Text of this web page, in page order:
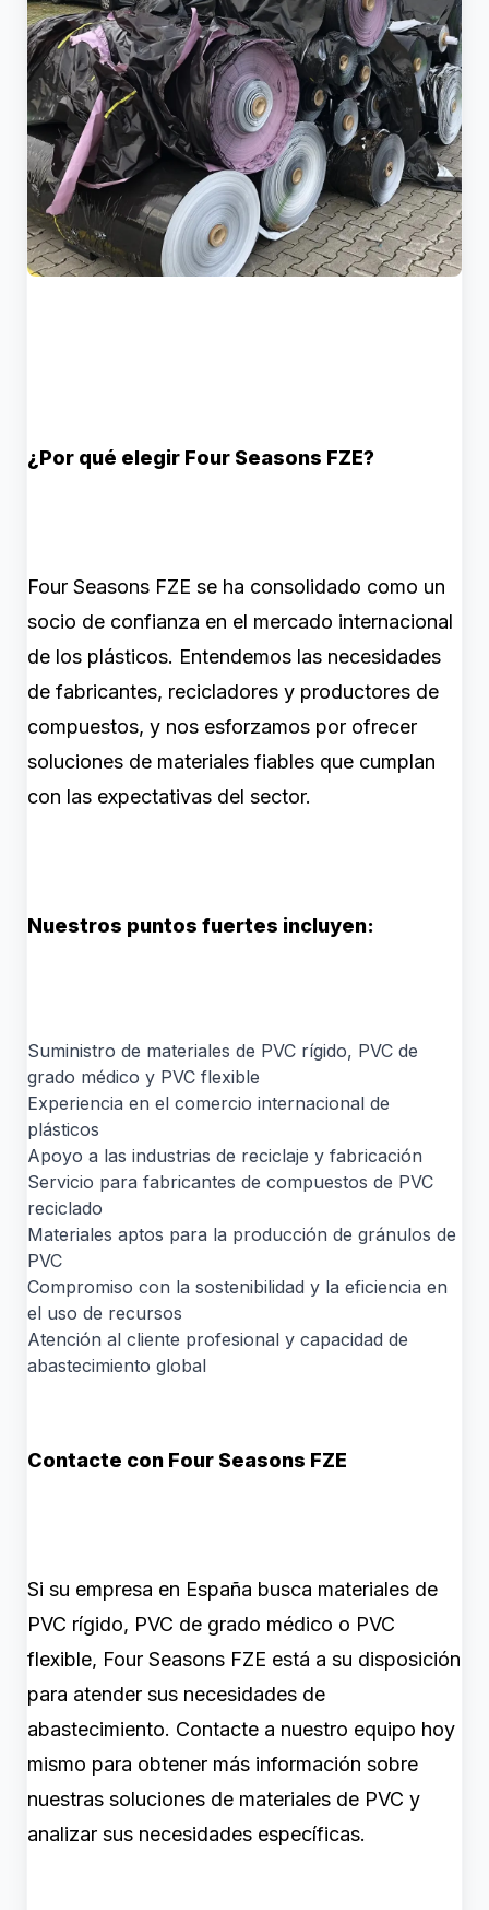
¿Por qué elegir Four Seasons FZE?
Four Seasons FZE se ha consolidado como un
socio de confianza en el mercado internacional
de los plásticos. Entendemos las necesidades
de fabricantes, recicladores y productores de
compuestos, y nos esforzamos por ofrecer
soluciones de materiales fiables que cumplan
con las expectativas del sector.
Nuestros puntos fuertes incluyen:
Suministro de materiales de PVC rígido, PVC de
grado médico y PVC flexible
Experiencia en el comercio internacional de
plásticos
Apoyo a las industrias de reciclaje y fabricación
Servicio para fabricantes de compuestos de PVC
reciclado
Materiales aptos para la producción de gránulos de
PVC
Compromiso con la sostenibilidad y la eficiencia en
el uso de recursos
Atención al cliente profesional y capacidad de
abastecimiento global
Contacte con Four Seasons FZE
Si su empresa en España busca materiales de
PVC rígido, PVC de grado médico o PVC
flexible, Four Seasons FZE está a su disposición
para atender sus necesidades de
abastecimiento. Contacte a nuestro equipo hoy
mismo para obtener más información sobre
nuestras soluciones de materiales de PVC y
analizar sus necesidades específicas.